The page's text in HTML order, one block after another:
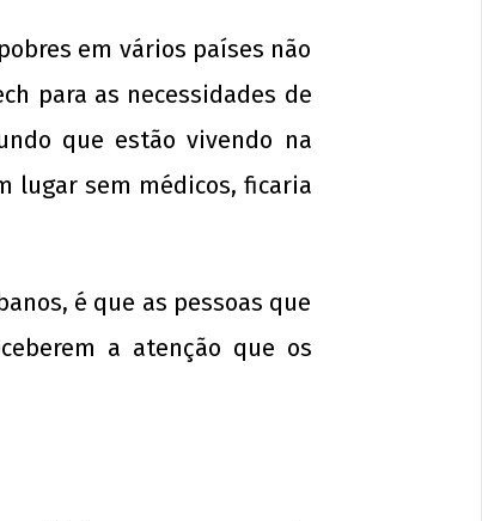
em vários países não
para as necessidades de
que estão vivendo na
lugar sem médicos, ficaria
é que as pessoas que
a atenção que os